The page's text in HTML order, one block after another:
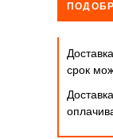
срок